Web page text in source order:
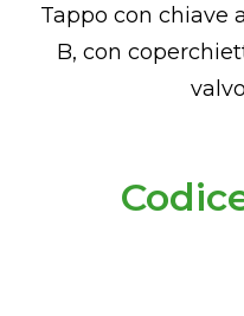
Tappo con chiave
B, con